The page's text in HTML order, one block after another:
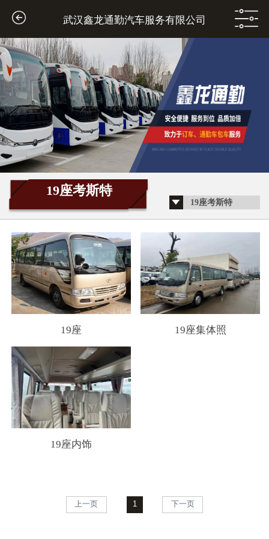
武汉鑫龙通勤汽车服务有限公司
1
2
Previous
Next
19座考斯特
19座考斯特
19座 19座集体照
19座内饰
上一页 1 下一页